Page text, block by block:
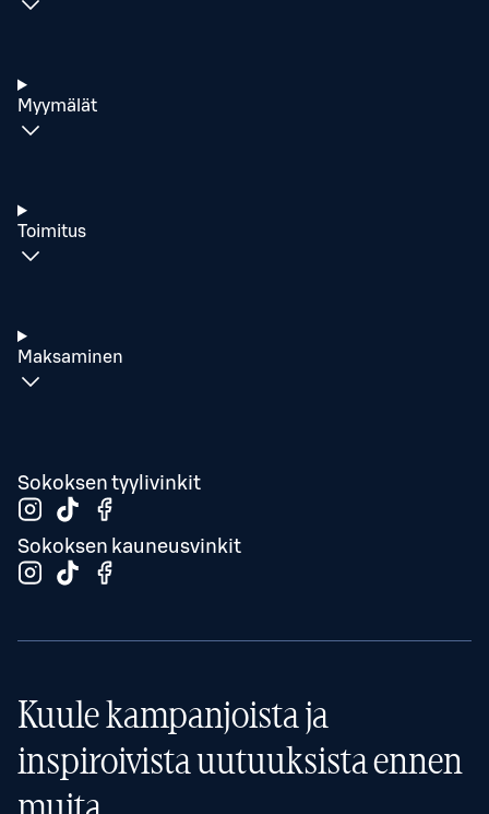
Myymälät
Toimitus
Maksaminen
Sokoksen tyylivinkit
Sokoksen kauneusvinkit
Kuule kampanjoista ja
inspiroivista uutuuksista ennen